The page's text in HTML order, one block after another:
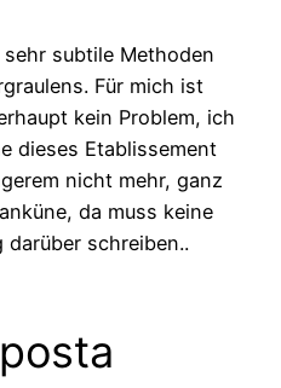
subtile Methoden
Für mich ist
kein Problem, ich
dieses Etablissement
nicht mehr, ganz
da muss keine
darüber schreiben..